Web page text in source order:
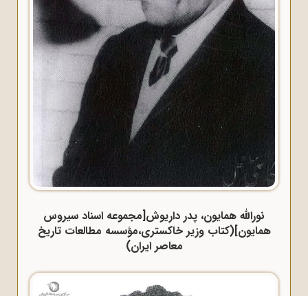
نورالله همایون، پدر داریوش[مجموعه اسناد سیروس
همایون](کتاب وزیر خاکستری،مؤسسه مطالعات تاریخ
معاصر ایران)